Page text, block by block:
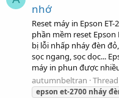
nhớ
Reset máy in Epson
phần mềm reset Epson
bị lỗi nhấp nháy đèn
sọc ngang, sọc dọc...
máy in phun được
autumnbeltran Thread
epson et-2700 nháy